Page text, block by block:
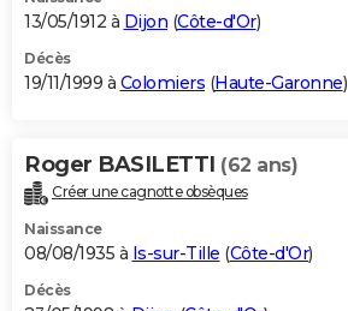
13/05/1912 à Dijon (Côte-d'Or)
Décès
19/11/1999 à Colomiers (Haute-Garonne)
Roger BASILETTI (62 ans)
Créer une cagnotte obsèques
Naissance
08/08/1935 à Is-sur-Tille (Côte-d'Or)
Décès